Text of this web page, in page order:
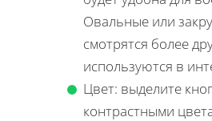
Овальные или
смотрятся более
используются в
Цвет: выделите
контрастными